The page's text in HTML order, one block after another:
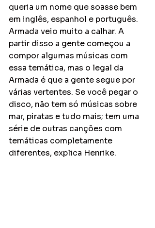
queria um nome que soasse bem
em inglês, espanhol e português.
Armada veio muito a calhar. A
partir disso a gente começou a
compor algumas músicas com
essa temática, mas o legal da
Armada é que a gente segue por
várias vertentes. Se você pegar o
disco, não tem só músicas sobre
mar, piratas e tudo mais; tem uma
série de outras canções com
temáticas completamente
diferentes, explica Henrike.